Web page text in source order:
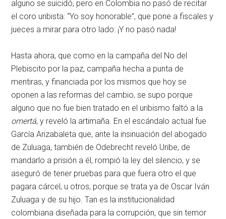
alguno se suicidó, pero en Colombia no pasó de recitar
el coro uribista: “Yo soy honorable”, que pone a fiscales y
jueces a mirar para otro lado: ¡Y no pasó nada!
Hasta ahora, que como en la campaña del No del
Plebiscito por la paz, campaña hecha a punta de
mentiras, y financiada por los mismos que hoy se
oponen a las reformas del cambio, se supo porque
alguno que no fue bien tratado en el uribismo faltó a la
omertá, y reveló la artimaña. En el escándalo actual fue
García Arizabaleta que, ante la insinuación del abogado
de Zuluaga, también de Odebrecht reveló Uribe, de
mandarlo a prisión a él, rompió la ley del silencio, y se
aseguró de tener pruebas para que fuera otro el que
pagara cárcel, u otros, porque se trata ya de Oscar Iván
Zuluaga y de su hijo. Tan es la institucionalidad
colombiana diseñada para la corrupción, que sin temor